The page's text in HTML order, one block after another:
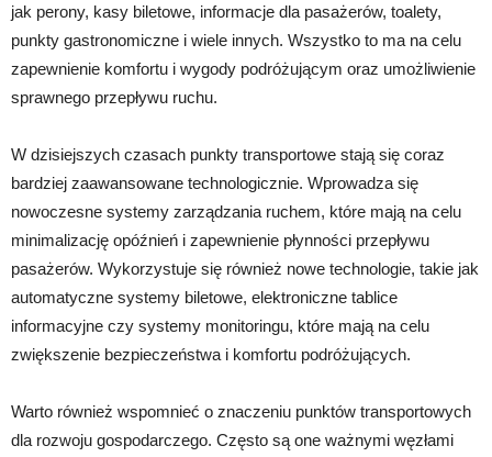
jak perony, kasy biletowe, informacje dla pasażerów, toalety,
punkty gastronomiczne i wiele innych. Wszystko to ma na celu
zapewnienie komfortu i wygody podróżującym oraz umożliwienie
sprawnego przepływu ruchu.
W dzisiejszych czasach punkty transportowe stają się coraz
bardziej zaawansowane technologicznie. Wprowadza się
nowoczesne systemy zarządzania ruchem, które mają na celu
minimalizację opóźnień i zapewnienie płynności przepływu
pasażerów. Wykorzystuje się również nowe technologie, takie jak
automatyczne systemy biletowe, elektroniczne tablice
informacyjne czy systemy monitoringu, które mają na celu
zwiększenie bezpieczeństwa i komfortu podróżujących.
Warto również wspomnieć o znaczeniu punktów transportowych
dla rozwoju gospodarczego. Często są one ważnymi węzłami